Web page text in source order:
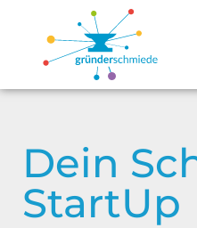
Dein
StartUp